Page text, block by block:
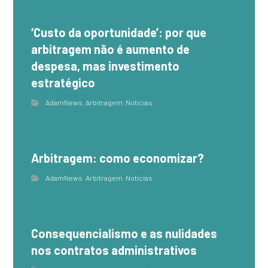
‘Custo da oportunidade’: por que
arbitragem não é aumento de
despesa, mas investimento
estratégico
AdamNews, Arbitragem, Notícias
Arbitragem: como economizar?
AdamNews, Arbitragem, Notícias
Consequencialismo e as nulidades
nos contratos administrativos